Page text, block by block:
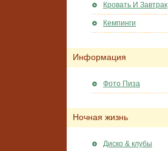
Кровать И Завтрак
Кемпинги
Информация
Фото Пиза
Ночная жизнь
Диско & клубы